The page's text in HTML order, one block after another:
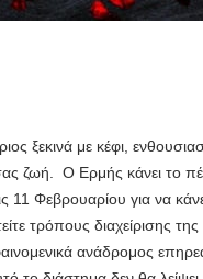
ξεκινά με κέφι,
ζωή. Ο Ερμής κάνει το
11 Φεβρουαρίου για να
τρόπους διαχείρισης
ανάδρομος